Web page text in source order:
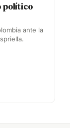
político
ante la